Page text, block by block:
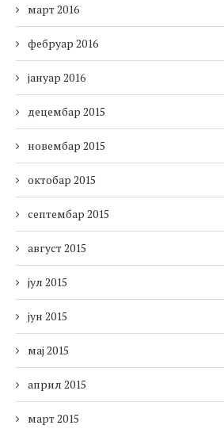
март 2016
фебруар 2016
јануар 2016
децембар 2015
новембар 2015
октобар 2015
септембар 2015
август 2015
јул 2015
јун 2015
мај 2015
април 2015
март 2015